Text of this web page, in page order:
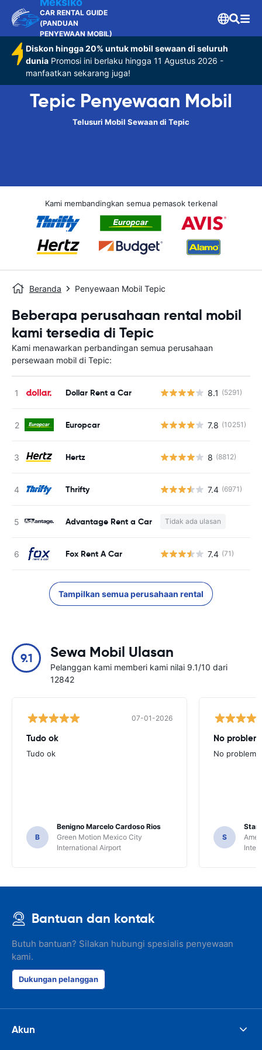
CAR RENTAL GUIDE
(PANDUAN
PENYEWAAN MOBIL)
Diskon hingga 20% untuk mobil sewaan di seluruh
dunia Promosi ini berlaku hingga 11 Agustus 2026 -
manfaatkan sekarang juga!
Tepic Penyewaan Mobil
Telusuri Mobil Sewaan di Tepic
Kami membandingkan semua pemasok terkenal
Beranda Penyewaan Mobil Tepic
Beberapa perusahaan rental mobil
kami tersedia di Tepic
Kami menawarkan perbandingan semua perusahaan
persewaan mobil di Tepic:
Dollar Rent a Car 8.1 (5291)
Europcar 7.8 (10251)
Hertz 8 (8812)
Thrifty 7.4 (6971)
Advantage Rent a Car Tidak ada ulasan
Fox Rent A Car 7.4 (71)
Tampilkan semua perusahaan rental
9.1 Sewa Mobil Ulasan
Pelanggan kami memberi kami nilai 9.1/10 dari
12842
07-01-2026
Tudo ok
Tudo ok
B
Benigno Marcelo Cardoso Rios
Green Motion Mexico City
International Airport
No
No
S
Bantuan dan kontak
Butuh bantuan? Silakan hubungi spesialis penyewaan
kami.
Dukungan pelanggan
Akun